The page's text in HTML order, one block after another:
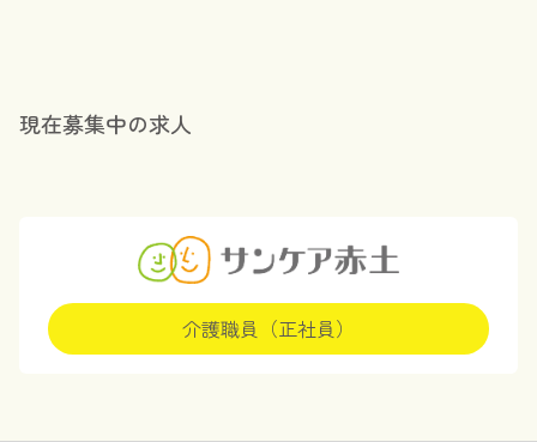
現在募集中の求人
介護職員（正社員）